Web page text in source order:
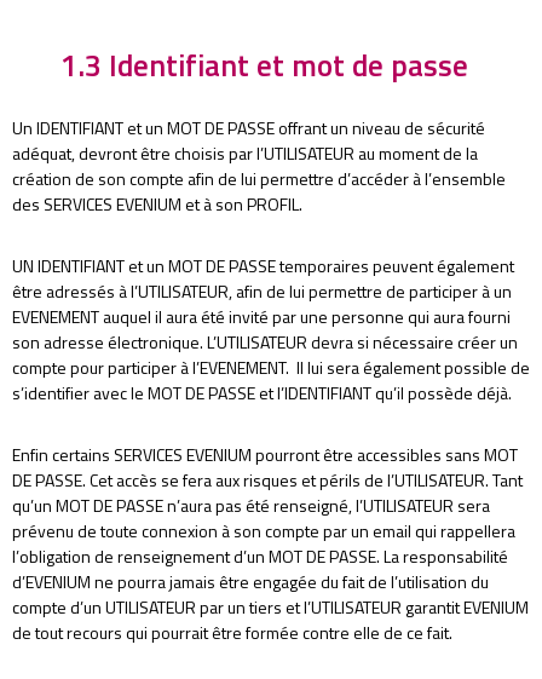
1.3 Identifiant et mot de passe
Un IDENTIFIANT et un MOT DE PASSE offrant un niveau de sécurité
adéquat, devront être choisis par l’UTILISATEUR au moment de la
création de son compte afin de lui permettre d’accéder à l’ensemble
des SERVICES EVENIUM et à son PROFIL.
UN IDENTIFIANT et un MOT DE PASSE temporaires peuvent également
être adressés à l’UTILISATEUR, afin de lui permettre de participer à un
EVENEMENT auquel il aura été invité par une personne qui aura fourni
son adresse électronique. L’UTILISATEUR devra si nécessaire créer un
compte pour participer à l’EVENEMENT. Il lui sera également possible de
s’identifier avec le MOT DE PASSE et l’IDENTIFIANT qu’il possède déjà.
Enfin certains SERVICES EVENIUM pourront être accessibles sans MOT
DE PASSE. Cet accès se fera aux risques et périls de l’UTILISATEUR. Tant
qu’un MOT DE PASSE n’aura pas été renseigné, l’UTILISATEUR sera
prévenu de toute connexion à son compte par un email qui rappellera
l’obligation de renseignement d’un MOT DE PASSE. La responsabilité
d’EVENIUM ne pourra jamais être engagée du fait de l’utilisation du
compte d’un UTILISATEUR par un tiers et l’UTILISATEUR garantit EVENIUM
de tout recours qui pourrait être formée contre elle de ce fait.